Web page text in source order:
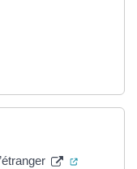
un nouvel onglet)
un nouvel onglet)
(ouverture